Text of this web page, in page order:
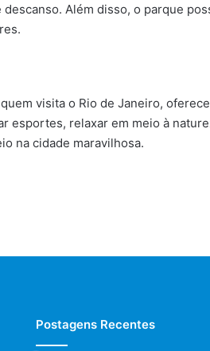
Além disso, o parque
visita o Rio de Janeiro,
esportes, relaxar em meio à
na cidade maravilhosa.
Postagens Recentes